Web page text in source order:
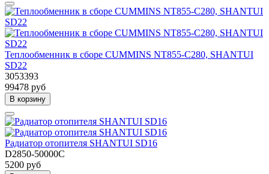
Теплообменник в сборе CUMMINS NT855-C280, SHANTUI
SD22
3053393
99478 руб
В корзину
Радиатор отопителя SHANTUI SD16
D2850-50000C
5200 руб